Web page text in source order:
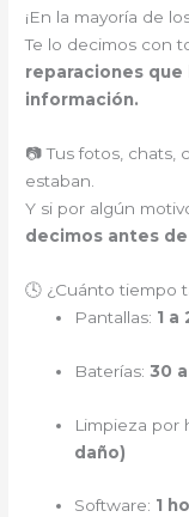
¡En la mayoría de
Te lo decimos con
reparaciones
información.
📷 Tus fotos, chats,
estaban.
Y si por algún
decimos antes
🕓 ¿Cuánto tiempo
Pantallas: 1 a
Baterías:30
Limpieza por
daño)
Software: 1